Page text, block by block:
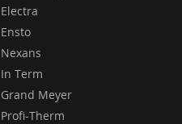
Electra
Ensto
Nexans
In Term
Grand Meyer
Profi-Therm